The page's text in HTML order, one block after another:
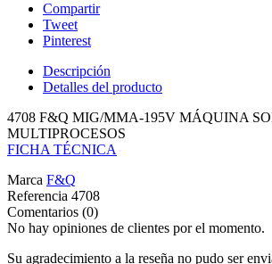
Compartir
Tweet
Pinterest
Descripción
Detalles del producto
4708 F&Q MIG/MMA-195V MÁQUINA
MULTIPROCESOS
FICHA TÉCNICA
Marca F&Q
Referencia 4708
Comentarios (0)
No hay opiniones de clientes por el momento.
Su agradecimiento a la reseña no pudo ser